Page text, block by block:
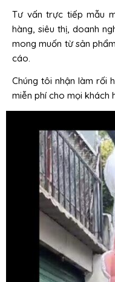
Tư vấn trực tiếp mẫu
hàng, siêu thị, doanh
mong muốn từ sản
cáo.
Chúng tôi nhận làm rối
miễn phí cho mọi khách